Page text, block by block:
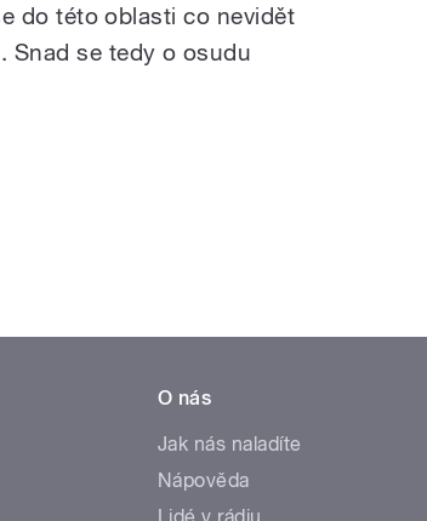
do této oblasti co nevidět
Snad se tedy o osudu
O nás
Jak nás naladíte
Nápověda